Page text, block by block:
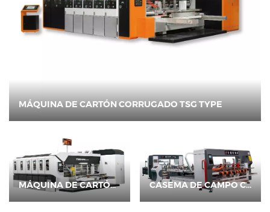
MÁQUINA DE CARTÓN CORRUGADO TSG TYPE
MÁQUINA DE CARTÓN CORRUGADO TSV TIPO TSV CASEMA DE CAMPO CORRUGADO TS